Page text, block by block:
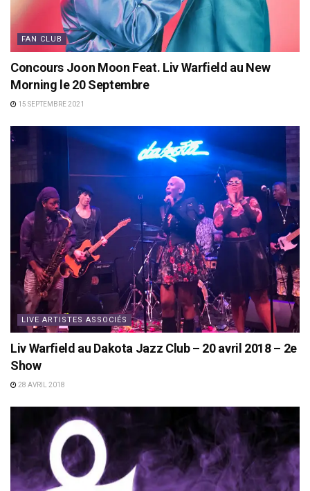
FAN CLUB
Concours Joon Moon Feat. Liv Warfield au New
Morning le 20 Septembre
15 SEPTEMBRE 2021
LIVE ARTISTES ASSOCIÉS
Liv Warfield au Dakota Jazz Club – 20 avril 2018 – 2e
Show
28 AVRIL 2018